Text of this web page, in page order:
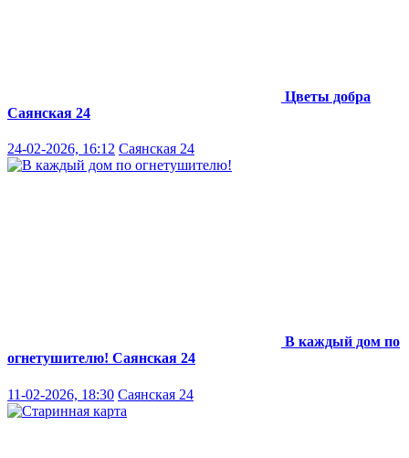
Цветы добра
Саянская 24
24-02-2026, 16:12 Саянская 24
В каждый дом по
огнетушителю! Саянская 24
11-02-2026, 18:30 Саянская 24